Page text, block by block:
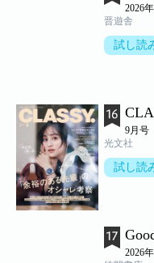
2026
晋遊舎
試し読
9月号
光文社
試し読
2026